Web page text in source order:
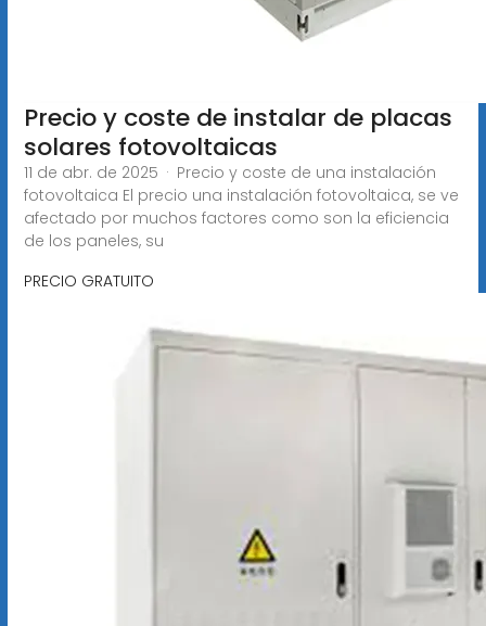
Precio y coste de instalar de placas
solares fotovoltaicas
11 de abr. de 2025 · Precio y coste de una instalación
fotovoltaica El precio una instalación fotovoltaica, se ve
afectado por muchos factores como son la eficiencia
de los paneles, su
PRECIO GRATUITO